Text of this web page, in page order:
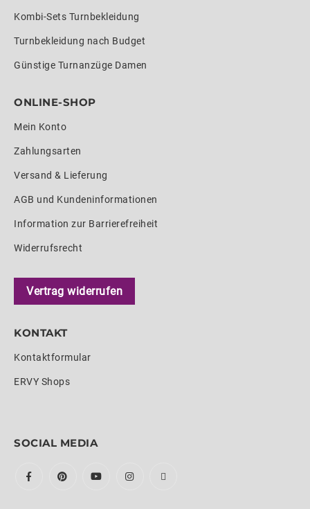
Kombi-Sets Turnbekleidung
Turnbekleidung nach Budget
Günstige Turnanzüge Damen
ONLINE-SHOP
Mein Konto
Zahlungsarten
Versand & Lieferung
AGB und Kundeninformationen
Information zur Barrierefreiheit
Widerrufsrecht
Vertrag widerrufen
KONTAKT
Kontaktformular
ERVY Shops
SOCIAL MEDIA